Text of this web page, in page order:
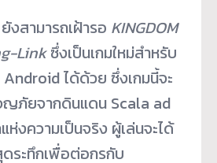
สามารถเฝ้ารอ KINGDOM
Linkซึ่งเป็นเกมใหม่สำหรับ
ได้ด้วย ซึ่งเกมนี้จะ
ภัยจากดินแดน Scala ad
ห่งความเป็นจริง ผู้เล่นจะได้
ระทึกเพื่อต่อกรกับ